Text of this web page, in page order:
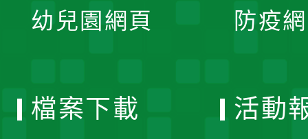
幼兒園網頁 防疫
檔案下載 活動